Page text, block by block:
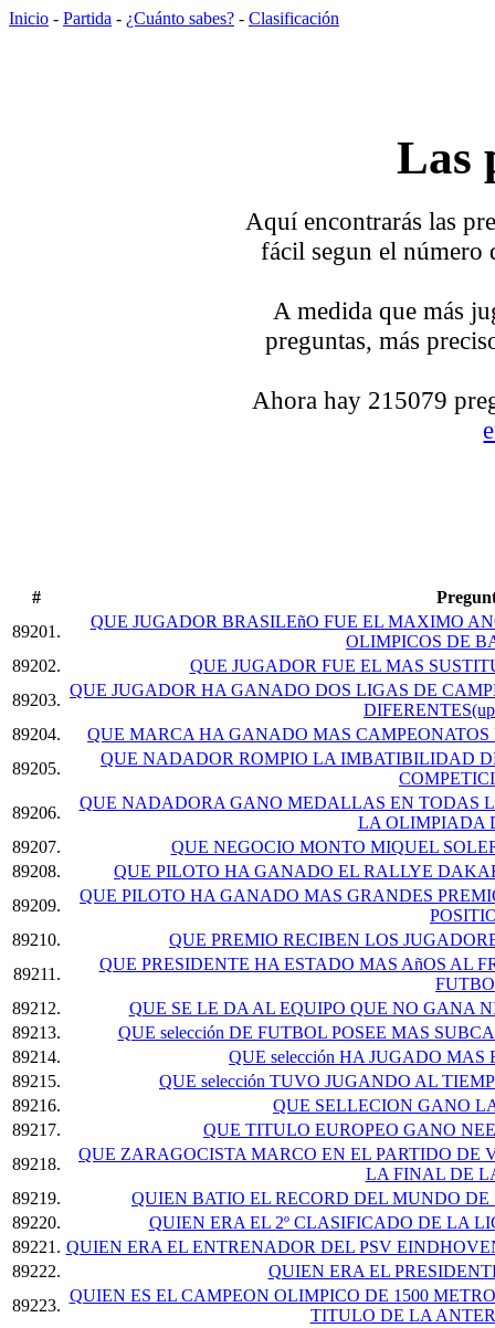
Inicio - Partida - ¿Cuánto sabes? - Clasificación
Las
Aquí encontrarás las
fácil segun el número
A medida que más
preguntas, más
Ahora hay 215079
#
89201.
QUE JUGADOR BRASILEñO FUE EL MAXIMO
OLIMPICOS DE
89202.
QUE JUGADOR FUE EL MAS
89203.
QUE JUGADOR HA GANADO DOS LIGAS DE
89204.
QUE MARCA HA GANADO MAS CAMPEONATOS
89205.
QUE NADADOR ROMPIO LA IMBATIBILIDAD
89206.
QUE NADADORA GANO MEDALLAS EN TODAS
LA OLIMPIADA
89207.
QUE NEGOCIO MONTO MIQUEL
89208.
QUE PILOTO HA GANADO EL RALLYE
89209.
QUE PILOTO HA GANADO MAS GRANDES
89210.
QUE PREMIO RECIBEN LOS
89211.
QUE PRESIDENTE HA ESTADO MAS AñOS AL
89212.
QUE SE LE DA AL EQUIPO QUE NO GANA
89213.
QUE selección DE FUTBOL POSEE MAS
89214.
QUE selección HA JUGADO
89215.
QUE selección TUVO JUGANDO AL
89216.
QUE SELLECION GANO
89217.
QUE TITULO EUROPEO GANO
89218.
QUE ZARAGOCISTA MARCO EN EL PARTIDO DE
LA FINAL DE
89219.
QUIEN BATIO EL RECORD DEL MUNDO
89220.
QUIEN ERA EL 2º CLASIFICADO DE LA
89221. QUIEN ERA EL ENTRENADOR DEL PSV
89222.
QUIEN ERA EL
89223.
QUIEN ES EL CAMPEON OLIMPICO DE 1500
TITULO DE LA